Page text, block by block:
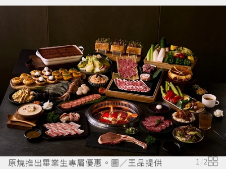
原燒推出畢業生專屬優惠。圖／王品提供 1 /2